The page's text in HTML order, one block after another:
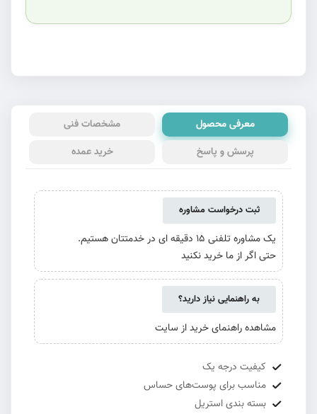
معرفی محصول
مشخصات فنی
پرسش و پاسخ
خرید عمده
ثبت درخواست مشاوره
یک مشاوره تلفنی 15 دقیقه ای در خدمتتان هستیم.
حتی اگر از ما خرید نکنید
به راهنمایی نیاز دارید؟
مشاهده راهنمای خرید از سایت
کیفیت درجه یک
مناسب برای پوست‌های حساس
بسته بندی استریل